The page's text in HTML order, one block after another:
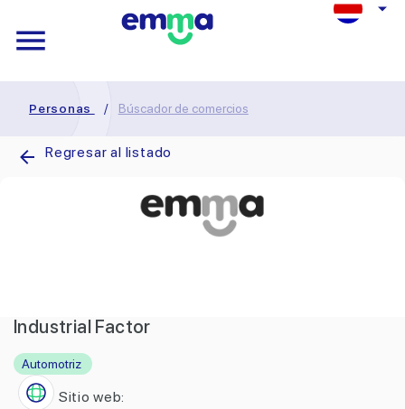
Personas / Búscador de comercios
Regresar al listado
Industrial Factor
Automotriz
Sitio web: